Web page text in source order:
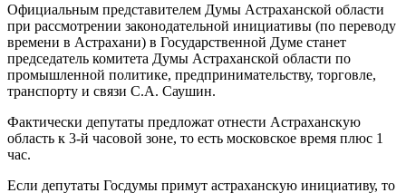
Официальным представителем Думы Астраханской области
при рассмотрении законодательной инициативы (по переводу
времени в Астрахани) в Государственной Думе станет
председатель комитета Думы Астраханской области по
промышленной политике, предпринимательству, торговле,
транспорту и связи С.А. Саушин.
Фактически депутаты предложат отнести Астраханскую
область к 3-й часовой зоне, то есть московское время плюс 1
час.
Если депутаты Госдумы примут астраханскую инициативу, то